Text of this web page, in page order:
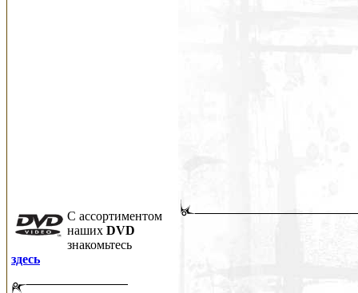
C ассортиментом
наших DVD
знакомьтесь
здесь